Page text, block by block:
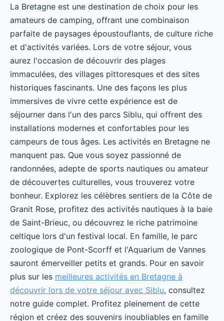
La Bretagne est une destination de choix pour les
amateurs de camping, offrant une combinaison
parfaite de paysages époustouflants, de culture riche
et d'activités variées. Lors de votre séjour, vous
aurez l'occasion de découvrir des plages
immaculées, des villages pittoresques et des sites
historiques fascinants. Une des façons les plus
immersives de vivre cette expérience est de
séjourner dans l'un des parcs Siblu, qui offrent des
installations modernes et confortables pour les
campeurs de tous âges. Les activités en Bretagne ne
manquent pas. Que vous soyez passionné de
randonnées, adepte de sports nautiques ou amateur
de découvertes culturelles, vous trouverez votre
bonheur. Explorez les célèbres sentiers de la Côte de
Granit Rose, profitez des activités nautiques à la baie
de Saint-Brieuc, ou découvrez le riche patrimoine
celtique lors d'un festival local. En famille, le parc
zoologique de Pont-Scorff et l'Aquarium de Vannes
sauront émerveiller petits et grands. Pour en savoir
plus sur les meilleures activités en Bretagne à
découvrir lors de votre séjour avec Siblu, consultez
notre guide complet. Profitez pleinement de cette
région et créez des souvenirs inoubliables en famille